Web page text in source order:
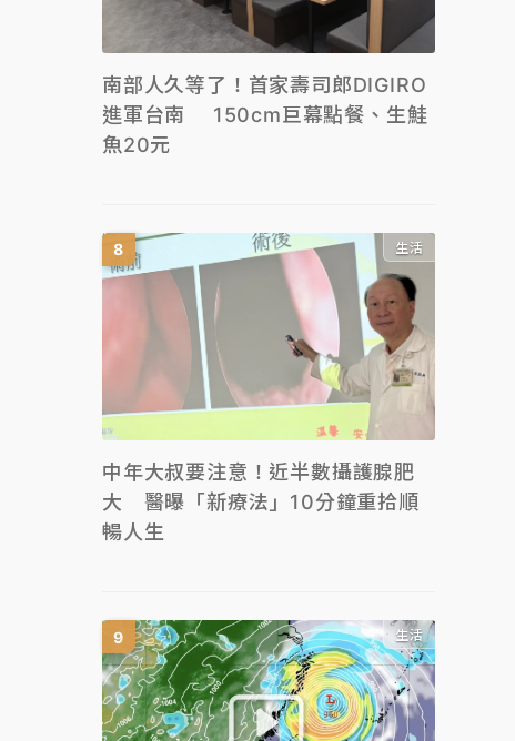
南部人久等了！首家壽司郎DIGIRO
進軍台南 150cm巨幕點餐、生鮭
魚20元
生活
中年大叔要注意！近半數攝護腺肥
大 醫曝「新療法」10分鐘重拾順
暢人生
生活